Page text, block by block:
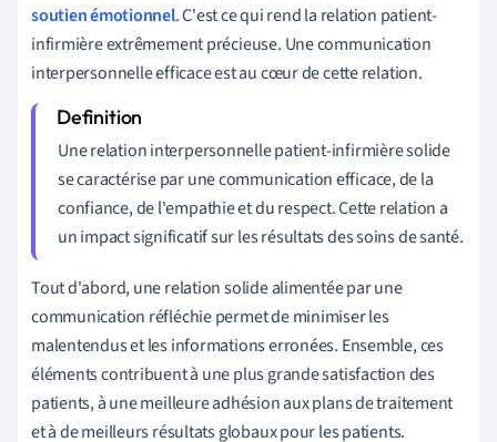
soutien émotionnel. C'est ce qui rend la relation patient-
infirmière extrêmement précieuse. Une communication
interpersonnelle efficace est au cœur de cette relation.
Une relation interpersonnelle patient-infirmière solide
se caractérise par une communication efficace, de la
confiance, de l'empathie et du respect. Cette relation a
un impact significatif sur les résultats des soins de santé.
Tout d'abord, une relation solide alimentée par une
communication réfléchie permet de minimiser les
malentendus et les informations erronées. Ensemble, ces
éléments contribuent à une plus grande satisfaction des
patients, à une meilleure adhésion aux plans de traitement
et à de meilleurs résultats globaux pour les patients.